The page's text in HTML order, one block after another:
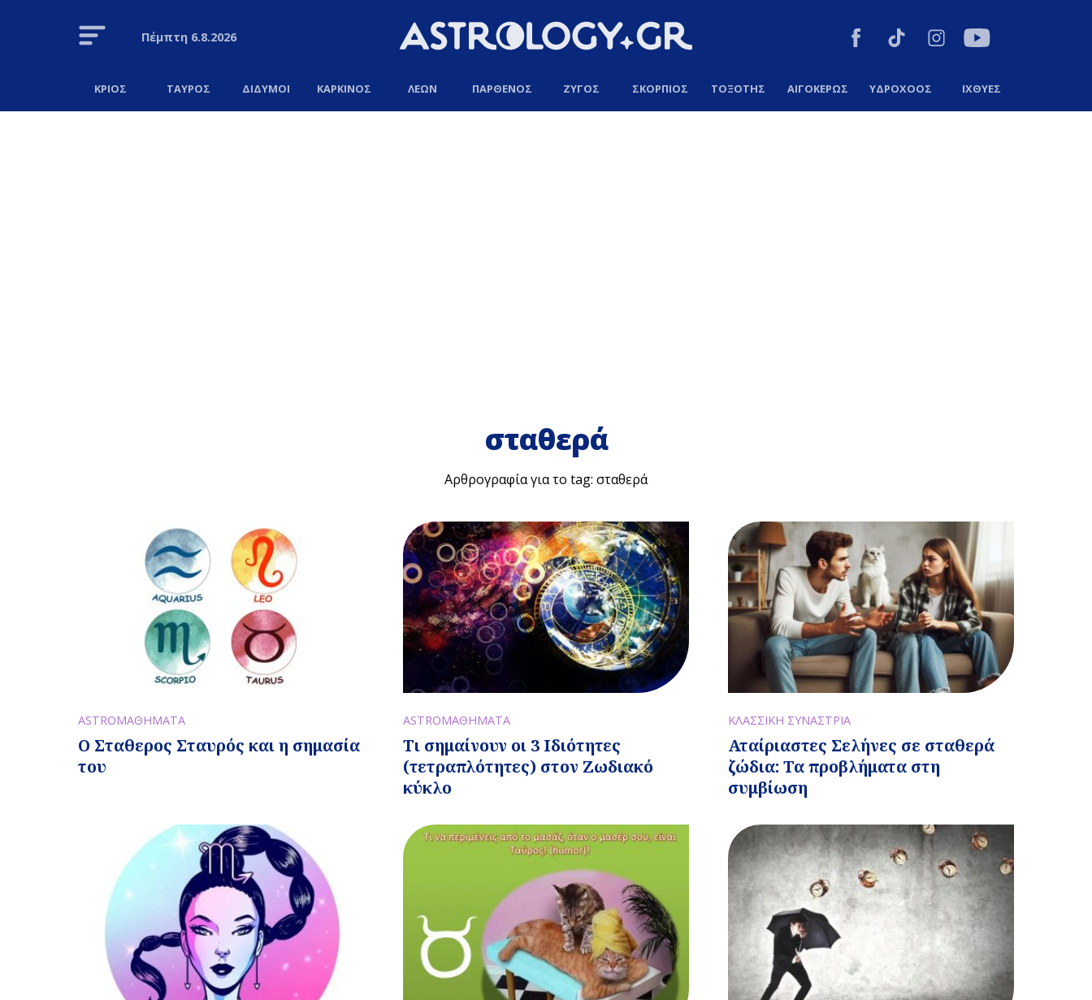
Πέμπτη6.8.2026
ΚΡΙΟΣ ΤΑΥΡΟΣ ΔΙΔΥΜΟΙ ΚΑΡΚΙΝΟΣ ΛΕΩΝ ΠΑΡΘΕΝΟΣ ΖΥΓΟΣ ΣΚΟΡΠΙΟΣ ΤΟΞΟΤΗΣ ΑΙΓΟΚΕΡΩΣ ΥΔΡΟΧΟΟΣ ΙΧΘΥΕΣ
σταθερά
Αρθρογραφία για το tag: σταθερά
ASTROΜΑΘΗΜΑΤΑ
Ο Σταθερος Σταυρός και η σημασία
του
ASTROΜΑΘΗΜΑΤΑ
Τι σημαίνουν οι 3 Ιδιότητες
(τετραπλότητες) στον Ζωδιακό
κύκλο
ΚΛΑΣΣΙΚΗ ΣΥΝΑΣΤΡΙΑ
Αταίριαστες Σελήνες σε σταθερά
ζώδια: Τα προβλήματα στη
συμβίωση